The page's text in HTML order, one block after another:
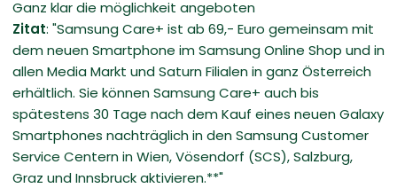
Ganz klar die möglichkeit angeboten
Zitat: "Samsung Care+ ist ab 69,- Euro gemeinsam mit
dem neuen Smartphone im Samsung Online Shop und in
allen Media Markt und Saturn Filialen in ganz Österreich
erhältlich. Sie können Samsung Care+ auch bis
spätestens 30 Tage nach dem Kauf eines neuen Galaxy
Smartphones nachträglich in den Samsung Customer
Service Centern in Wien, Vösendorf (SCS), Salzburg,
Graz und Innsbruck aktivieren.**"